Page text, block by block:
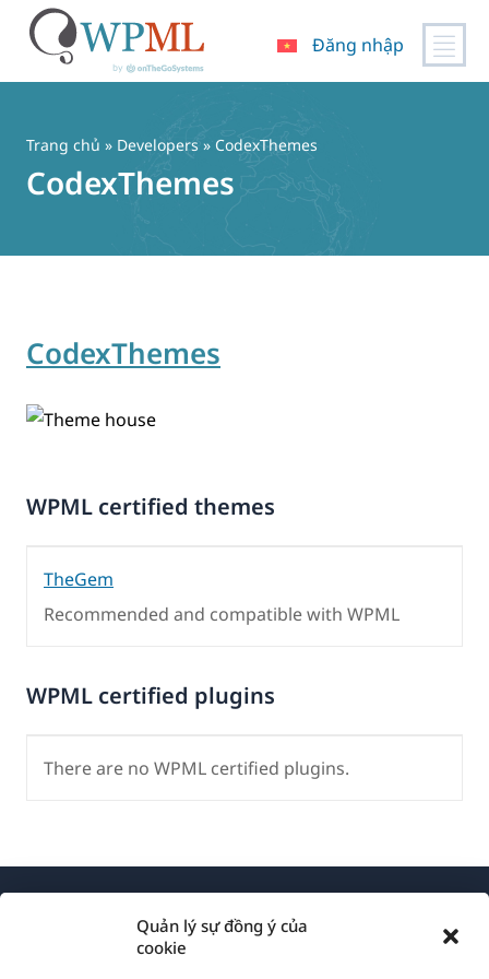
Quản lý sự đồng ý của
cookie
Đăng nhập
Trang chủ » Developers » CodexThemes
CodexThemes
CodexThemes
WPML certified themes
TheGem
Recommended and compatible with WPML
WPML certified plugins
There are no WPML certified plugins.